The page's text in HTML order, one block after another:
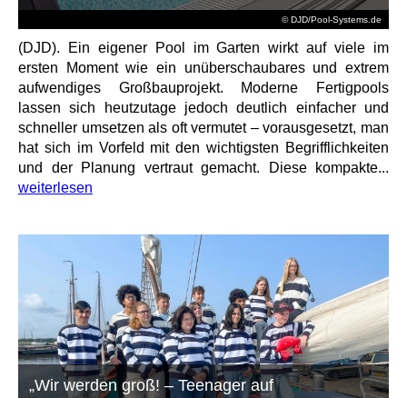
© DJD/Pool-Systems.de
(DJD). Ein eigener Pool im Garten wirkt auf viele im
ersten Moment wie ein unüberschaubares und extrem
aufwendiges Großbauprojekt. Moderne Fertigpools
lassen sich heutzutage jedoch deutlich einfacher und
schneller umsetzen als oft vermutet – vorausgesetzt, man
hat sich im Vorfeld mit den wichtigsten Begrifflichkeiten
und der Planung vertraut gemacht. Diese kompakte...
weiterlesen
„Wir werden groß! – Teenager auf